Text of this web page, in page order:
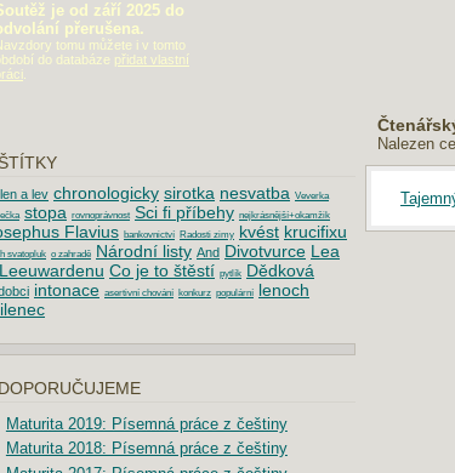
Nalezen
je od září 2025 do
přerušena.
tomu můžete i v tomto
do databáze přidat vlastní
.
ŠTÍTKY
a lev chronologicky sirotka nesvatba Veverka
stopa rovnoprávnost Sci fi příbehy nejkrásnější+okamžik
Flavius bankovnictví Radosti zimy kvést krucifixu
svatopluk o zahradě Národní listy And Divotvurce Lea
Co je to štěstí pytlík Dědková
intonace asertivní chování konkurz populární
lenoch
DOPORUČUJEME
Maturita 2019: Písemná práce z češtiny
Maturita 2018: Písemná práce z češtiny